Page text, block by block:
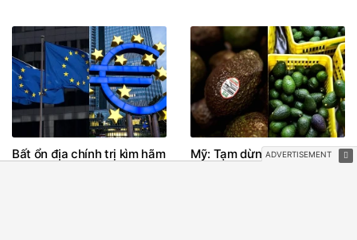
Bất ổn địa chính trị kìm hãm
Mỹ: Tạm dừng nhập khẩu